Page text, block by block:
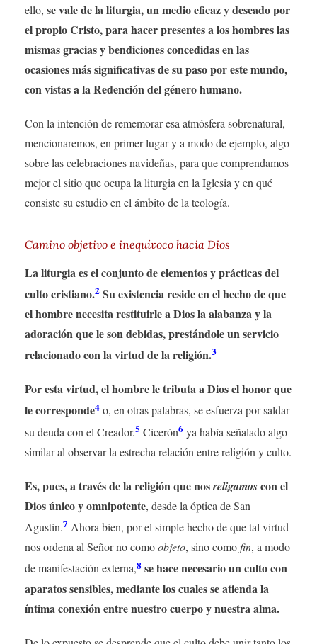
ello, se vale de la liturgia, un medio eficaz y deseado por
el propio Cristo, para hacer presentes a los hombres las
mismas gracias y bendiciones concedidas en las
ocasiones más significativas de su paso por este mundo,
con vistas a la Redención del género humano.
Con la intención de rememorar esa atmósfera sobrenatural,
mencionaremos, en primer lugar y a modo de ejemplo, algo
sobre las celebraciones navideñas, para que comprendamos
mejor el sitio que ocupa la liturgia en la Iglesia y en qué
consiste su estudio en el ámbito de la teología.
Camino objetivo e inequívoco hacia Dios
La liturgia es el conjunto de elementos y prácticas del
culto cristiano.2 Su existencia reside en el hecho de que
el hombre necesita restituirle a Dios la alabanza y la
adoración que le son debidas, prestándole un servicio
relacionado con la virtud de la religión.3
Por esta virtud, el hombre le tributa a Dios el honor que
le corresponde4o, en otras palabras, se esfuerza por saldar
su deuda con el Creador.5 Cicerón6ya había señalado algo
similar al observar la estrecha relación entre religión y culto.
Es, pues, a través de la religión que nosreligamoscon el
Dios único y omnipotente, desde la óptica de San
Agustín.7 Ahora bien, por el simple hecho de que tal virtud
nos ordena al Señor no comoobjeto, sino comofin, a modo
de manifestación externa,8 se hace necesario un culto con
aparatos sensibles, mediante los cuales se atienda la
íntima conexión entre nuestro cuerpo y nuestra alma.